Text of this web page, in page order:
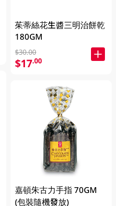
茱蒂絲花生醬三明治餅乾
180GM
$30.00
$17.00
嘉頓朱古力手指 70GM
(包裝隨機發放)